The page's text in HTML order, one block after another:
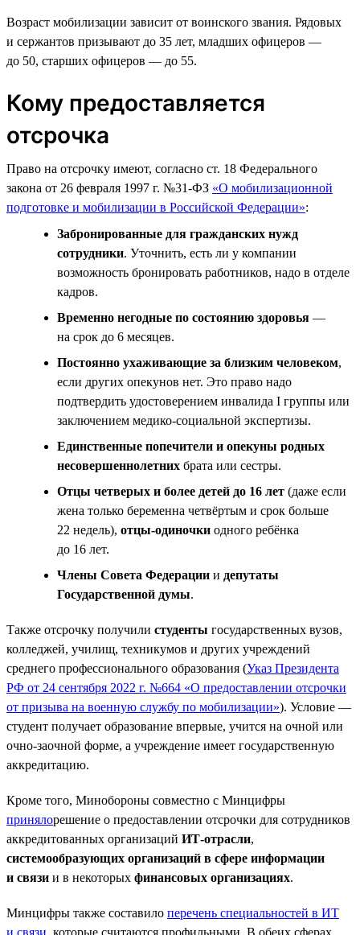
Возраст мобилизации зависит от воинского звания. Рядовых
и сержантов призывают до 35 лет, младших офицеров —
до 50, старших офицеров — до 55.
Кому предоставляется
отсрочка
Право на отсрочку имеют, согласно ст. 18 Федерального
закона от 26 февраля 1997 г. №31-ФЗ «О мобилизационной
подготовке и мобилизации в Российской Федерации»:
Забронированные для гражданских нужд
сотрудники. Уточнить, есть ли у компании
возможность бронировать работников, надо в отделе
кадров.
Временно негодные по состоянию здоровья —
на срок до 6 месяцев.
Постоянно ухаживающие за близким человеком,
если других опекунов нет. Это право надо
подтвердить удостоверением инвалида I группы или
заключением медико-социальной экспертизы.
Единственные попечители и опекуны родных
несовершеннолетних брата или сестры.
Отцы четверых и более детей до 16 лет (даже если
жена только беременна четвёртым и срок больше
22 недель), отцы-одиночки одного ребёнка
до 16 лет.
Члены Совета Федерации и депутаты
Государственной думы.
Также отсрочку получили студенты государственных вузов,
колледжей, училищ, техникумов и других учреждений
среднего профессионального образования (Указ Президента
РФ от 24 сентября 2022 г. №664 «О предоставлении отсрочки
от призыва на военную службу по мобилизации»). Условие —
студент получает образование впервые, учится на очной или
очно-заочной форме, а учреждение имеет государственную
аккредитацию.
Кроме того, Минобороны совместно с Минцифры
принялорешение о предоставлении отсрочки для сотрудников
аккредитованных организаций ИТ-отрасли,
системообразующих организаций в сфере информации
и связи и в некоторых финансовых организациях.
Минцифры также составило перечень специальностей в ИТ
и связи , которые считаются профильными. В обеих сферах